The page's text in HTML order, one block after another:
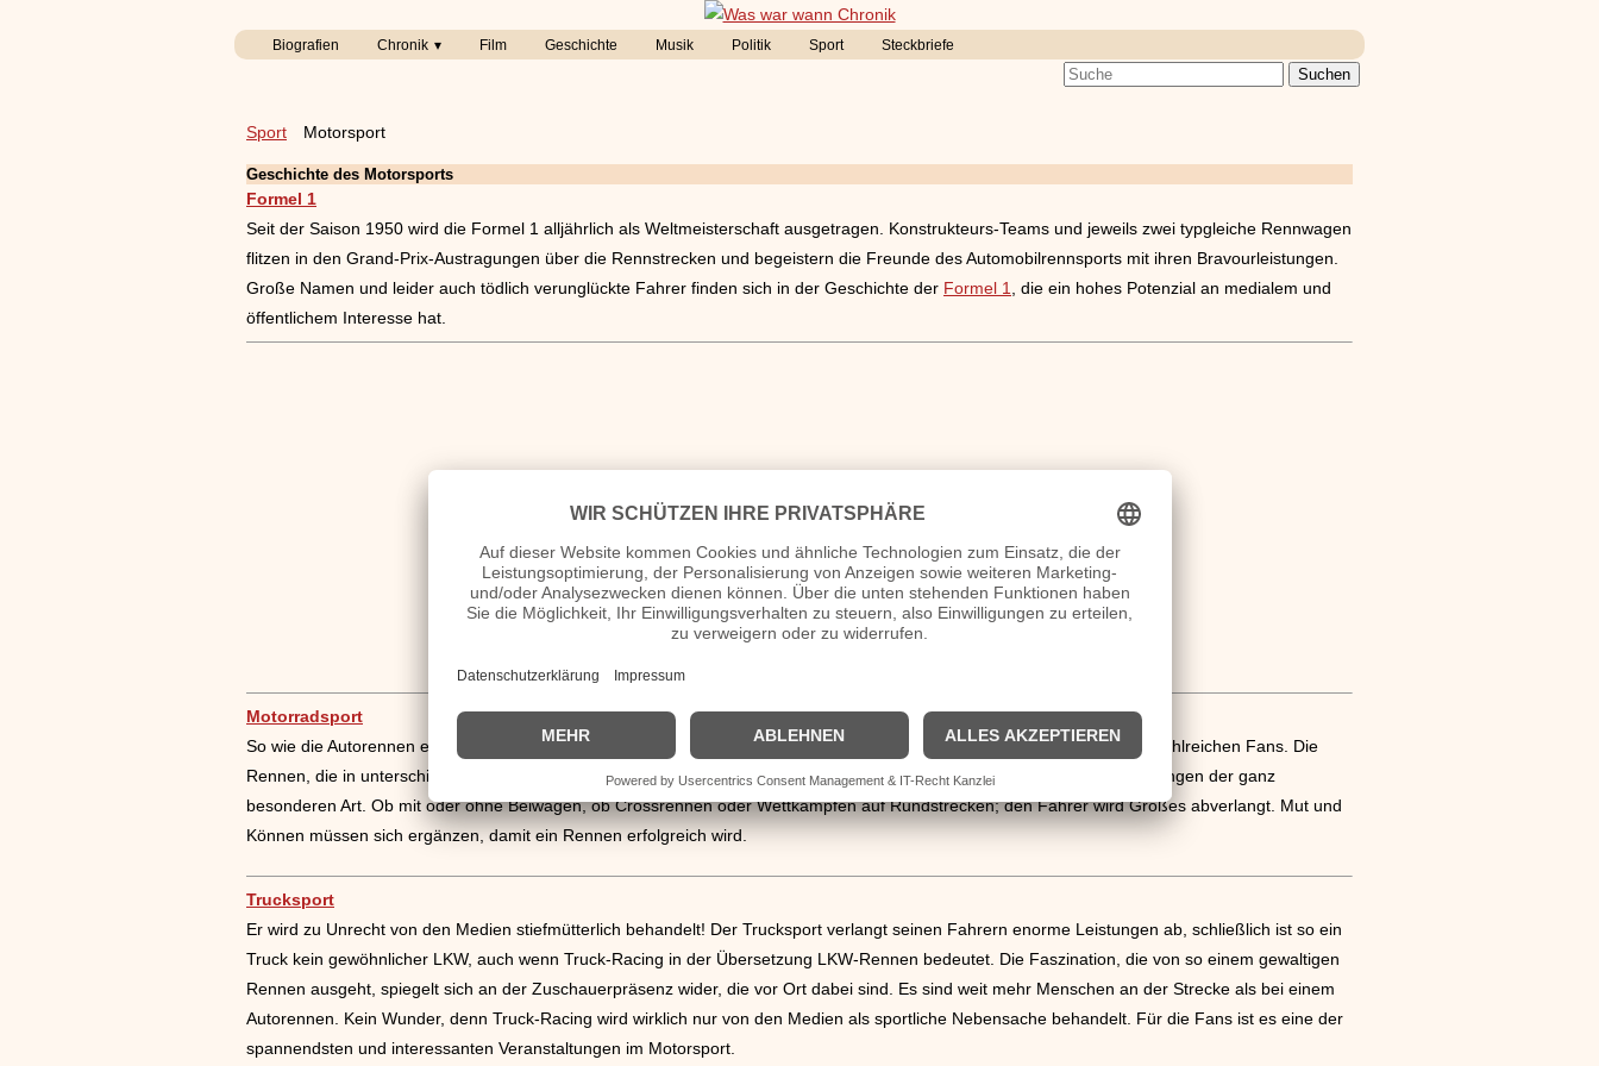
Biografien Chronik Film Geschichte Musik Politik Sport Steckbriefe
Sport Motorsport
Geschichte des Motorsports
Formel 1
Seit der Saison 1950 wird die Formel 1 alljährlich als Weltmeisterschaft ausgetragen. Konstrukteurs-Teams und jeweils zwei typgleiche Rennwagen
flitzen in den Grand-Prix-Austragungen über die Rennstrecken und begeistern die Freunde des Automobilrennsports mit ihren Bravourleistungen.
Große Namen und leider auch tödlich verunglückte Fahrer finden sich in der Geschichte der Formel 1
, die ein hohes Potenzial an medialem und
öffentlichem Interesse hat.
Motorradsport
So wie die Autorennen ein großes mediales und öffentliches Interesse hervorrufen, so hat auch der Motorradsport seine zahlreichen Fans. Die
Rennen, die in unterschiedlichen Disziplinen und Klassen ausgetragen werden, gehören zu den sportlichen Herausforderungen der ganz
besonderen Art. Ob mit oder ohne Beiwagen, ob Crossrennen oder Wettkämpfen auf Rundstrecken; den Fahrer wird Großes abverlangt. Mut und
Können müssen sich ergänzen, damit ein Rennen erfolgreich wird.
Trucksport
Er wird zu Unrecht von den Medien stiefmütterlich behandelt! Der Trucksport verlangt seinen Fahrern enorme Leistungen ab, schließlich ist so ein
Truck kein gewöhnlicher LKW, auch wenn Truck-Racing in der Übersetzung LKW-Rennen bedeutet. Die Faszination, die von so einem gewaltigen
Rennen ausgeht, spiegelt sich an der Zuschauerpräsenz wider, die vor Ort dabei sind. Es sind weit mehr Menschen an der Strecke als bei einem
Autorennen. Kein Wunder, denn Truck-Racing wird wirklich nur von den Medien als sportliche Nebensache behandelt. Für die Fans ist es eine der
spannendsten und interessanten Veranstaltungen im Motorsport.